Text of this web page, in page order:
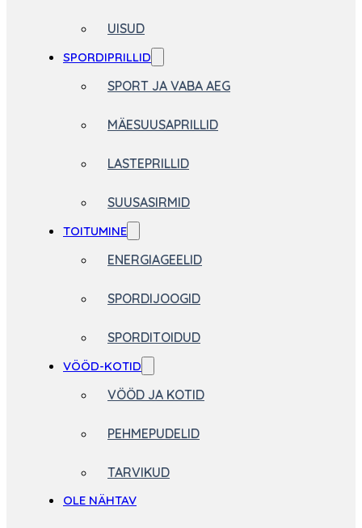
UISUD
SPORDIPRILLID
SPORT JA VABA AEG
MÄESUUSAPRILLID
LASTEPRILLID
SUUSASIRMID
TOITUMINE
ENERGIAGEELID
SPORDIJOOGID
SPORDITOIDUD
VÖÖD-KOTID
VÖÖD JA KOTID
PEHMEPUDELID
TARVIKUD
OLE NÄHTAV